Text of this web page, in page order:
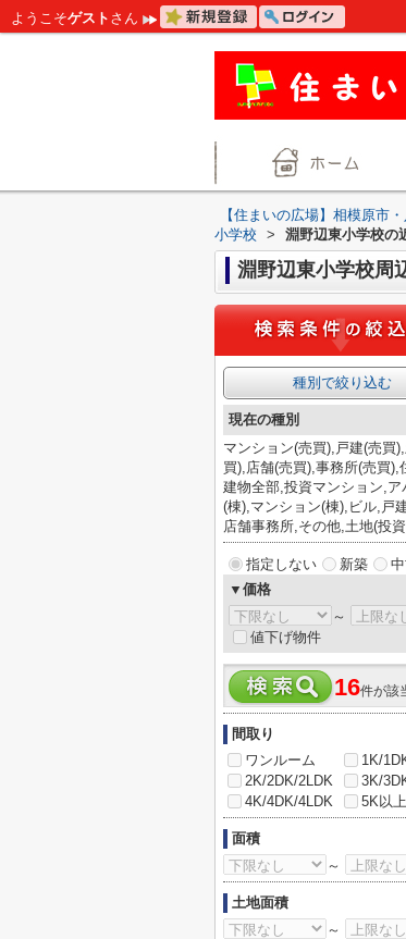
ようこそゲスト さん
【住まいの広場】相模原市
小学校
> 淵野辺東小学校の
淵野辺東小学校周
種別で絞り込む
現在の種別
マンション(売買),戸建(売買
買),店舗(売買),事務所(売買),
建物全部,投資マンション,ア
(棟),マンション(棟),ビル,戸
店舗事務所,その他,土地(投
指定しない 新築
▼価格
～
値下げ物件
16件が該
間取り
ワンルーム
1K/
2K/2DK/2LDK
3K/
4K/4DK/4LDK
5K以上
面積
～
土地面積
～